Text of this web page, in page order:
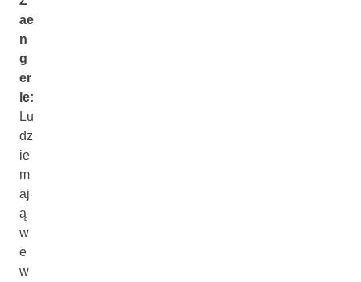
ae
n
g
er
le:
Lu
dz
ie
m
aj
ą
w
e
w